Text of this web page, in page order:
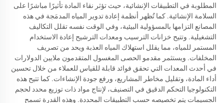
المطلوبة في التطبيقات الإنشائية، حيث تؤثر نقاء المادة تأثيرًا مباشرًا على
السلامة الإنشائية. كما تُظهر أنظمة إعادة تدوير المياه المدمَجة في هذه
المصانع التزامها بالمسؤولية البيئية، وفي الوقت نفسه تقلل التكاليف
التشغيلية. وتتيح خزانات الترسيب ومعدات الترشيح إعادة الاستخدام
المستمر للمياه، مما يقلل استهلاك المياه العذبة ويحد من تصريف
المخلفات. ويستثمر مقدمو الحصى المغسول المتقدمون ملايين الدولارات
في أحدث المعدات التي تحقق فوائد قابلة للقياس للعملاء من خلال تحسين
أداء المادة، وتقليل مخاطر المشاريع، ورفع جودة الإنشاءات. كما تتيح هذه
التكنولوجيا التحكم الدقيق في التصنيف، لإنتاج مواد ذات توزيع محدد لحجم
الجسيمات يتم تخصيصه حسب التطبيقات المحددة. وهذه القدرة تسمح